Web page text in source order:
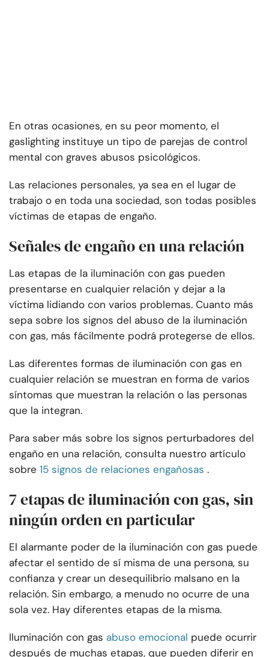
En otras ocasiones, en su peor momento, el
gaslighting instituye un tipo de parejas de control
mental con graves abusos psicológicos.
Las relaciones personales, ya sea en el lugar de
trabajo o en toda una sociedad, son todas posibles
víctimas de etapas de engaño.
Señales de engaño en una relación
Las etapas de la iluminación con gas pueden
presentarse en cualquier relación y dejar a la
víctima lidiando con varios problemas. Cuanto más
sepa sobre los signos del abuso de la iluminación
con gas, más fácilmente podrá protegerse de ellos.
Las diferentes formas de iluminación con gas en
cualquier relación se muestran en forma de varios
síntomas que muestran la relación o las personas
que la integran.
Para saber más sobre los signos perturbadores del
engaño en una relación, consulta nuestro artículo
sobre 15 signos de relaciones engañosas .
7 etapas de iluminación con gas, sin
ningún orden en particular
El alarmante poder de la iluminación con gas puede
afectar el sentido de sí misma de una persona, su
confianza y crear un desequilibrio malsano en la
relación. Sin embargo, a menudo no ocurre de una
sola vez. Hay diferentes etapas de la misma.
Iluminación con gas abuso emocional puede ocurrir
después de muchas etapas, que pueden diferir en